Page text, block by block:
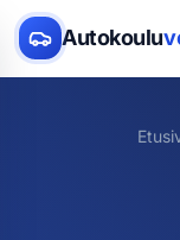
Autokoulu